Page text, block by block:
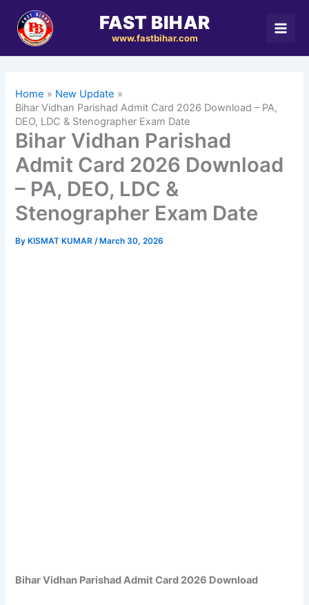
content
FAST BIHAR
www.fastbihar.com
Home
New Update
Bihar Vidhan Parishad Admit Card 2026 Download – PA,
DEO, LDC & Stenographer Exam Date
Bihar Vidhan Parishad
Admit Card 2026 Download
– PA, DEO, LDC &
Stenographer Exam Date
By KISMAT KUMAR/ March 30, 2026
Bihar Vidhan Parishad Admit Card 2026 Download